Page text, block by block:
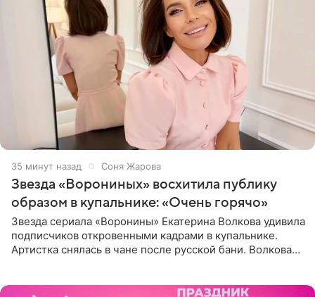
35 минут назад Соня Жарова
Звезда «Ворониных» восхитила публику
образом в купальнике: «Очень горячо»
Звезда сериала «Воронины» Екатерина Волкова удивила
подписчиков откровенными кадрами в купальнике.
Артистка снялась в чане после русской бани. Волкова